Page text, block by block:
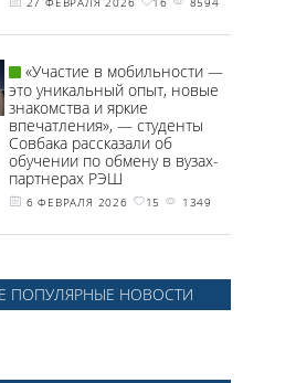
«Участие в мобильности —
это уникальный опыт, новые
знакомства и яркие
впечатления», — студенты
Совбака рассказали об
обучении по обмену в вузах-
партнерах РЭШ
6 ФЕВРАЛЯ 2026 15 1349
ПОПУЛЯРНЫЕ НОВОСТИ